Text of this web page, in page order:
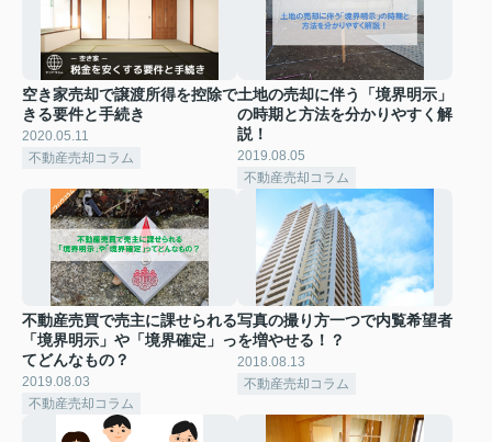
空き家売却で譲渡所得を控除で
きる要件と手続き
2020.05.11
不動産売却コラム
土地の売却に伴う「境界明示」
の時期と方法を分かりやすく解
説！
2019.08.05
不動産売却コラム
不動産売買で売主に課せられる
「境界明示」や「境界確定」っ
てどんなもの？
2019.08.03
不動産売却コラム
写真の撮り方一つで内覧希望者
を増やせる！？
2018.08.13
不動産売却コラム